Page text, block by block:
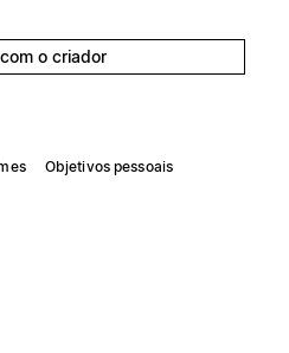
o criador
Objetivos pessoais